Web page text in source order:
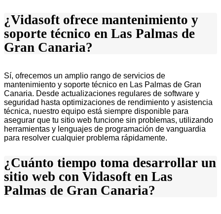
¿Vidasoft ofrece mantenimiento y
soporte técnico en Las Palmas de
Gran Canaria?
Sí, ofrecemos un amplio rango de servicios de
mantenimiento y soporte técnico en Las Palmas de Gran
Canaria. Desde actualizaciones regulares de software y
seguridad hasta optimizaciones de rendimiento y asistencia
técnica, nuestro equipo está siempre disponible para
asegurar que tu sitio web funcione sin problemas, utilizando
herramientas y lenguajes de programación de vanguardia
para resolver cualquier problema rápidamente.
¿Cuánto tiempo toma desarrollar un
sitio web con Vidasoft en Las
Palmas de Gran Canaria?